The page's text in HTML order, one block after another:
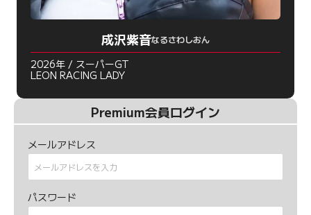
成沢紫音なるさわしおん
2026年 / スーパーGT
LEON RACING LADY
Premium会員ログイン
メールアドレス
パスワード